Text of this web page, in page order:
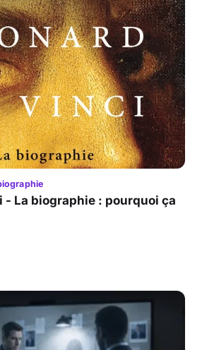
- La biographie : pourquoi ça